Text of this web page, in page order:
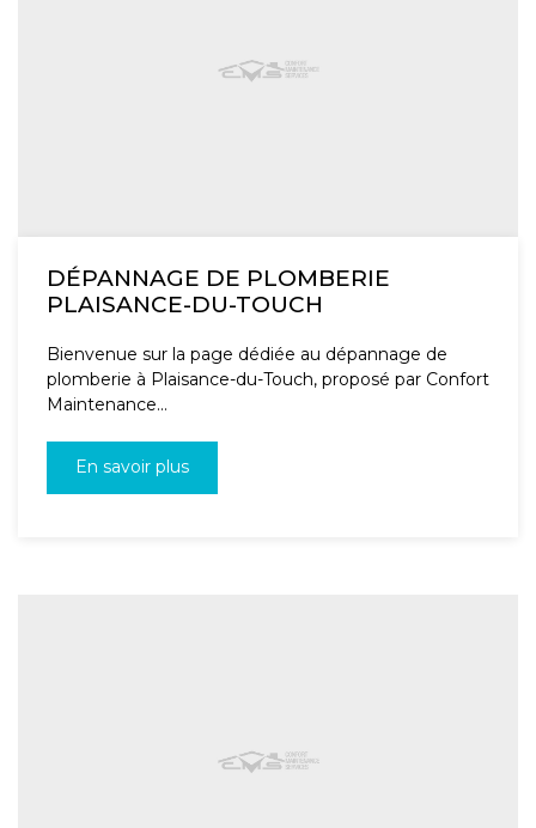
DÉPANNAGE DE PLOMBERIE
PLAISANCE-DU-TOUCH
Bienvenue sur la page dédiée au dépannage de
plomberie à Plaisance-du-Touch, proposé par Confort
Maintenance...
En savoir plus